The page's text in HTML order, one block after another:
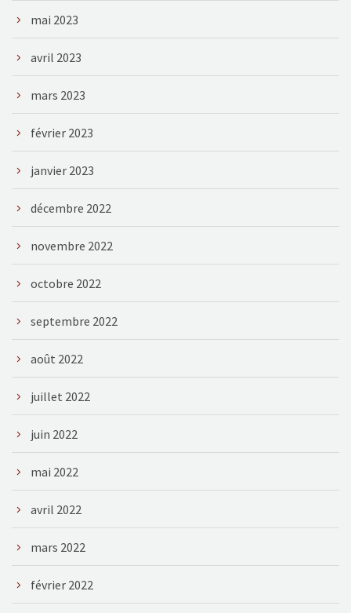
mai 2023
avril 2023
mars 2023
février 2023
janvier 2023
décembre 2022
novembre 2022
octobre 2022
septembre 2022
août 2022
juillet 2022
juin 2022
mai 2022
avril 2022
mars 2022
février 2022